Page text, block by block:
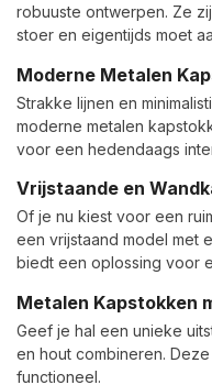
robuuste ontwerpen. Ze
stoer en eigentijds moet
Moderne Metalen
Strakke lijnen en
moderne metalen
voor een hedendaags
Vrijstaande en
Of je nu kiest voor een
een vrijstaand model met
biedt een oplossing voor
Metalen Kapstokken
Geef je hal een unieke
en hout combineren.
functioneel.